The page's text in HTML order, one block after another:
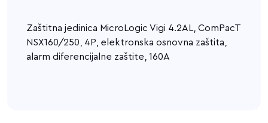
Zaštitna jedinica MicroLogic Vigi 4.2AL, ComPacT
NSX160/250, 4P, elektronska osnovna zaštita,
alarm diferencijalne zaštite, 160A